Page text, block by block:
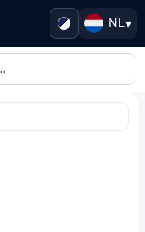
NL▾